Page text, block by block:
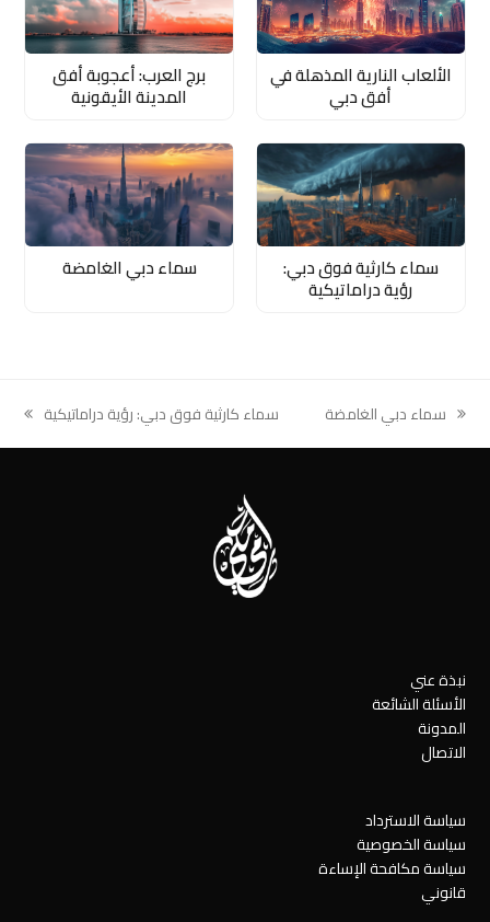
الألعاب النارية المذهلة في
أفق دبي
برج العرب: أعجوبة أفق
المدينة الأيقونية
سماء كارثية فوق دبي:
رؤية دراماتيكية
سماء دبي الغامضة
previous
post:
سماء دبي الغامضة
next
post:
سماء كارثية فوق دبي: رؤية دراماتيكية
نبذة عني
الأسئلة الشائعة
المدونة
الاتصال
سياسة الاسترداد
سياسة الخصوصية
سياسة مكافحة الإساءة
قانوني